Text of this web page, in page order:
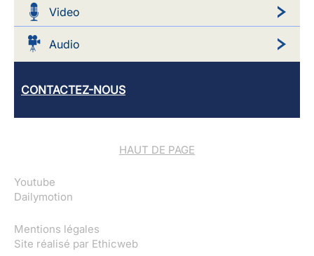
Video
Audio
CONTACTEZ-NOUS
HAUT DE PAGE
Youtube
Dailymotion
Mentions légales
Site réalisé par Ethicweb